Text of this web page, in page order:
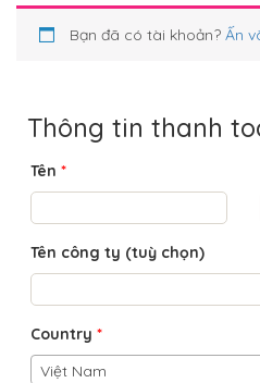
Bạn đã có tài khoản? Ấn
Thông tin thanh
Tên *
Tên công ty (tuỳ chọn)
Country *
Việt Nam